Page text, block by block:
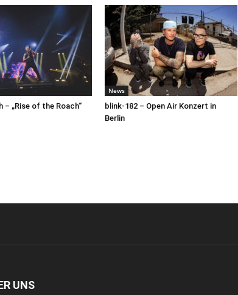
– „Rise of the Roach“
News
blink-182 – Open Air Konzert in
Berlin
UNS